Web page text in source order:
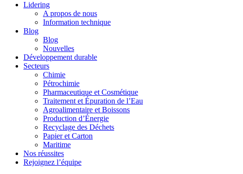
Lidering
A propos de nous
Information technique
Blog
Blog
Nouvelles
Développement durable
Secteurs
Chimie
Pétrochimie
Pharmaceutique et Cosmétique
Traitement et Épuration de l’Eau
Agroalimentaire et Boissons
Production d’Énergie
Recyclage des Déchets
Papier et Carton
Maritime
Nos réussites
Rejoignez l’équipe